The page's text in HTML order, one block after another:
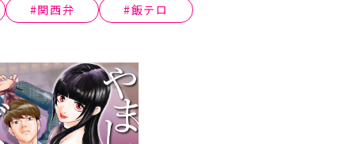
関西弁 飯テロ